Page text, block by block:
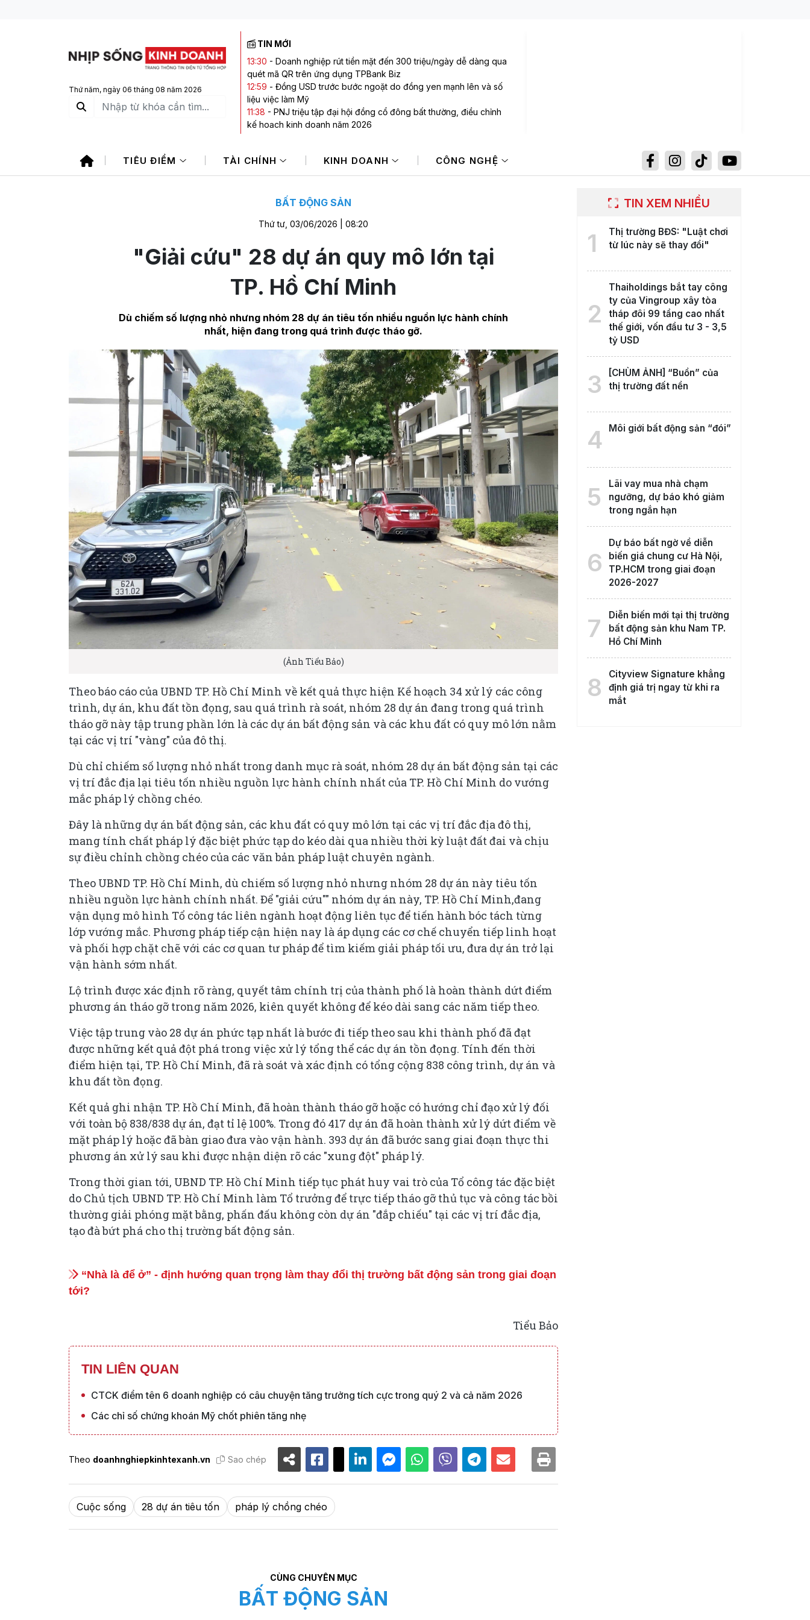
Thứ năm, ngày 06 tháng 08 năm 2026
TIN MỚI
13:30 - Doanh nghiệp rút tiền mặt đến 300 triệu/ngày dễ dàng qua
quét mã QR trên ứng dụng TPBank Biz
12:59 - Đồng USD trước bước ngoặt do đồng yen mạnh lên và số
liệu việc làm Mỹ
11:38 - PNJ triệu tập đại hội đồng cổ đông bất thường, điều chỉnh
kế hoạch kinh doanh năm 2026
11:11 -Sản lượng vàng Trung Quốc giảm trong nửa đầu năm 2026
11:11-Cổ phiếu DMX chính thức niêm yết HOSE, vốn hóa đạt hơn
TIÊU ĐIỂM TÀI CHÍNH KINH DOANH CÔNG NGHỆ
BẤT ĐỘNG SẢN
Thứ tư, 03/06/2026 | 08:20
"Giải cứu" 28 dự án quy mô lớn tại
TP. Hồ Chí Minh
Dù chiếm số lượng nhỏ nhưng nhóm 28 dự án tiêu tốn nhiều nguồn lực hành chính
nhất, hiện đang trong quá trình được tháo gỡ.
(Ảnh Tiểu Bảo)
Theo báo cáo của UBND TP. Hồ Chí Minh về kết quả thực hiện Kế hoạch 34 xử lý các công
trình, dự án, khu đất tồn đọng, sau quá trình rà soát, nhóm 28 dự án đang trong quá trình
tháo gỡ này tập trung phần lớn là các dự án bất động sản và các khu đất có quy mô lớn nằm
tại các vị trí "vàng" của đô thị.
Dù chỉ chiếm số lượng nhỏ nhất trong danh mục rà soát, nhóm 28 dự án bất động sản tại các
vị trí đắc địa lại tiêu tốn nhiều nguồn lực hành chính nhất của TP. Hồ Chí Minh do vướng
mắc pháp lý chồng chéo.
Đây là những dự án bất động sản, các khu đất có quy mô lớn tại các vị trí đắc địa đô thị,
mang tính chất pháp lý đặc biệt phức tạp do kéo dài qua nhiều thời kỳ luật đất đai và chịu
sự điều chỉnh chồng chéo của các văn bản pháp luật chuyên ngành.
Theo UBND TP. Hồ Chí Minh, dù chiếm số lượng nhỏ nhưng nhóm 28 dự án này tiêu tốn
nhiều nguồn lực hành chính nhất. Để "giải cứu"" nhóm dự án này, TP. Hồ Chí Minh,đang
vận dụng mô hình Tổ công tác liên ngành hoạt động liên tục để tiến hành bóc tách từng
lớp vướng mắc. Phương pháp tiếp cận hiện nay là áp dụng các cơ chế chuyển tiếp linh hoạt
và phối hợp chặt chẽ với các cơ quan tư pháp để tìm kiếm giải pháp tối ưu, đưa dự án trở lại
vận hành sớm nhất.
Lộ trình được xác định rõ ràng, quyết tâm chính trị của thành phố là hoàn thành dứt điểm
phương án tháo gỡ trong năm 2026, kiên quyết không để kéo dài sang các năm tiếp theo.
Việc tập trung vào 28 dự án phức tạp nhất là bước đi tiếp theo sau khi thành phố đã đạt
được những kết quả đột phá trong việc xử lý tổng thể các dự án tồn đọng. Tính đến thời
điểm hiện tại, TP. Hồ Chí Minh, đã rà soát và xác định có tổng cộng 838 công trình, dự án và
khu đất tồn đọng.
Kết quả ghi nhận TP. Hồ Chí Minh, đã hoàn thành tháo gỡ hoặc có hướng chỉ đạo xử lý đối
với toàn bộ 838/838 dự án, đạt tỉ lệ 100%. Trong đó 417 dự án đã hoàn thành xử lý dứt điểm về
mặt pháp lý hoặc đã bàn giao đưa vào vận hành. 393 dự án đã bước sang giai đoạn thực thi
phương án xử lý sau khi được nhận diện rõ các "xung đột" pháp lý.
Trong thời gian tới, UBND TP. Hồ Chí Minh tiếp tục phát huy vai trò của Tổ công tác đặc biệt
do Chủ tịch UBND TP. Hồ Chí Minh làm Tổ trưởng để trực tiếp tháo gỡ thủ tục và công tác bồi
thường giải phóng mặt bằng, phấn đấu không còn dự án "đắp chiếu" tại các vị trí đắc địa,
tạo đà bứt phá cho thị trường bất động sản.
“Nhà là để ở” - định hướng quan trọng làm thay đổi thị trường bất động sản trong giai đoạn
tới?
Tiểu Bảo
TIN LIÊN QUAN
CTCK điểm tên 6 doanh nghiệp có câu chuyện tăng trưởng tích cực trong quý 2 và cả năm 2026
Các chỉ số chứng khoán Mỹ chốt phiên tăng nhẹ
Theo doanhnghiepkinhtexanh.vn Sao chép
Cuộc sống 28 dự án tiêu tốn pháp lý chồng chéo
CÙNG CHUYÊN MỤC
BẤT ĐỘNG SẢN
TIN XEM NHIỀU
1
Thị trường BĐS: "Luật chơi
từ lúc này sẽ thay đổi"
2
Thaiholdings bắt tay công
ty của Vingroup xây tòa
tháp đôi 99 tầng cao nhất
thế giới, vốn đầu tư 3 - 3,5
tỷ USD
3
[CHÙM ẢNH] “Buồn” của
thị trường đất nền
4 Môi giới bất động sản “đói”
5
Lãi vay mua nhà chạm
ngưỡng, dự báo khó giảm
trong ngắn hạn
6
Dự báo bất ngờ về diễn
biến giá chung cư Hà Nội,
TP.HCM trong giai đoạn
2026-2027
7
Diễn biến mới tại thị trường
bất động sản khu Nam TP.
Hồ Chí Minh
8
Cityview Signature khẳng
định giá trị ngay từ khi ra
mắt